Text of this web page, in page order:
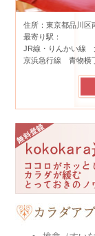
住所：東京都品川区
最寄り駅：
JR線・りんかい線
京浜急行線 青物